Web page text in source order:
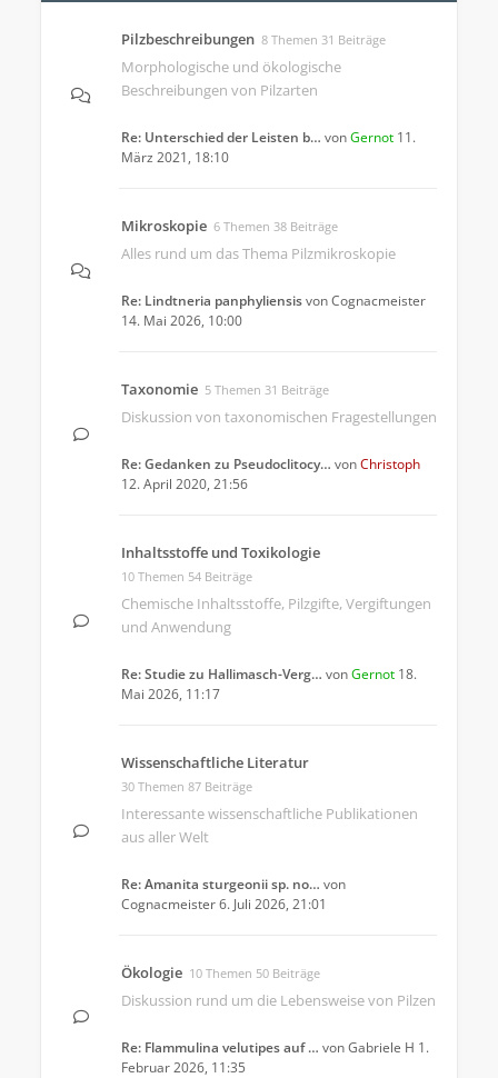
Pilzbeschreibungen 8 Themen 31 Beiträge
Morphologische und ökologische
Beschreibungen von Pilzarten
Re: Unterschied der Leisten b… vonGernot 11.
März 2021, 18:10
Mikroskopie 6 Themen 38 Beiträge
Alles rund um das Thema Pilzmikroskopie
Re: Lindtneria panphyliensisvonCognacmeister
14. Mai 2026, 10:00
Taxonomie 5 Themen 31 Beiträge
Diskussion von taxonomischen Fragestellungen
Re: Gedanken zu Pseudoclitocy… vonChristoph
12. April 2020, 21:56
Inhaltsstoffe und Toxikologie
10 Themen 54 Beiträge
Chemische Inhaltsstoffe, Pilzgifte, Vergiftungen
und Anwendung
Re: Studie zu Hallimasch-Verg… vonGernot 18.
Mai 2026, 11:17
Wissenschaftliche Literatur
30 Themen 87 Beiträge
Interessante wissenschaftliche Publikationen
aus aller Welt
Re: Amanita sturgeonii sp. no… von
Cognacmeister6. Juli 2026, 21:01
Ökologie 10 Themen 50 Beiträge
Diskussion rund um die Lebensweise von Pilzen
Re: Flammulina velutipes auf … vonGabriele H 1.
Februar 2026, 11:35